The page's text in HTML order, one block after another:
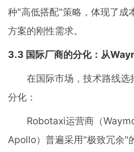
种"高低搭配"策略，体现了成
方案的刚性需求。
3.3 国际厂商的分化：从
在国际市场，技术路线选
分化：
Robotaxi运营商（
Apollo）普遍采用"极致冗余"